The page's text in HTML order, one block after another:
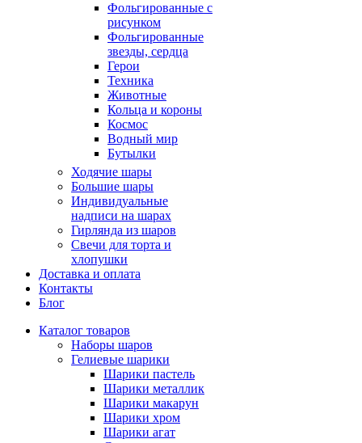
Фольгированные с
рисунком
Фольгированные
звезды, сердца
Герои
Техника
Животные
Кольца и короны
Космос
Водный мир
Бутылки
Ходячие шары
Большие шары
Индивидуальные
надписи на шарах
Гирлянда из шаров
Свечи для торта и
хлопушки
Доставка и оплата
Контакты
Блог
Каталог товаров
Наборы шаров
Гелиевые шарики
Шарики пастель
Шарики металлик
Шарики макарун
Шарики хром
Шарики агат